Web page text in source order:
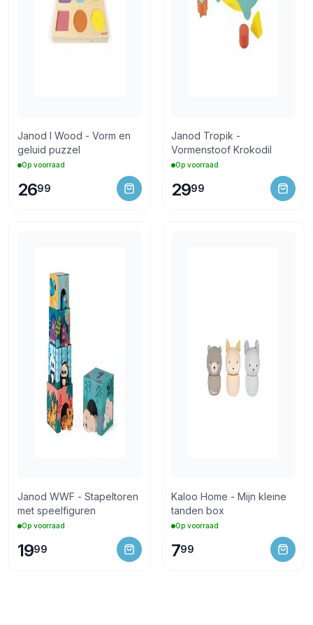
Janod I Wood - Vorm en
geluid puzzel
Op voorraad
2699
Janod Tropik -
Vormenstoof Krokodil
Op voorraad
2999
Janod WWF - Stapeltoren
met speelfiguren
Op voorraad
1999
Kaloo Home - Mijn kleine
tanden box
Op voorraad
799